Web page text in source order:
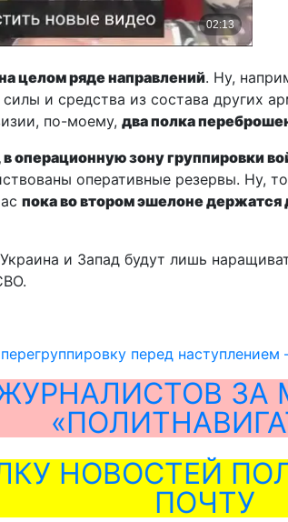
целом ряде направлений. Ну,
и средства из состава других
по-моему, два полка
операционную зону группировки
оперативные резервы. Ну,
пока во втором эшелоне держатся
и Запад будут лишь
перед наступлением
ЗА
НОВОСТЕЙ
ПОЧТУ